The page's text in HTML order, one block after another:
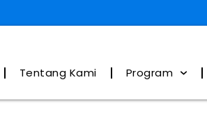
Tentang Kami Program